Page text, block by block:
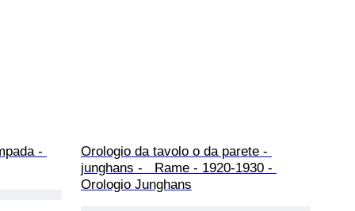
-
Orologio da tavolo o da parete -
junghans -   Rame - 1920-1930 -
Orologio Junghans